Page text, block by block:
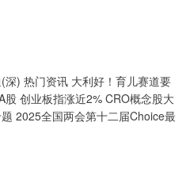
) 热门资讯 大利好！育儿赛道要
创业板指涨近2% CRO概念股大
2025全国两会第十二届Choice最